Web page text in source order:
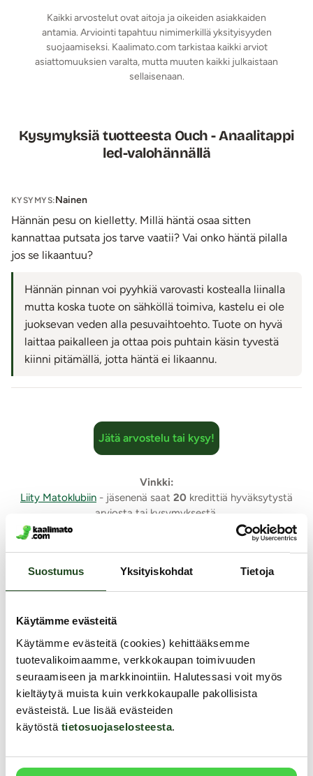
Suostumus Yksityiskohdat Tietoja
Käytämme evästeitä
Käytämme evästeitä (cookies) kehittääksemme
tuotevalikoimaamme, verkkokaupan toimivuuden
seuraamiseen ja markkinointiin. Halutessasi voit myös
kieltäytyä muista kuin verkkokaupalle pakollisista
evästeistä. Lue lisää evästeiden
käytöstä tietosuojaselosteesta.
Kaikki arvostelut ovat aitoja ja oikeiden asiakkaiden
antamia. Arviointi tapahtuu nimimerkillä yksityisyyden
suojaamiseksi. Kaalimato.com tarkistaa kaikki arviot
asiattomuuksien varalta, mutta muuten kaikki julkaistaan
sellaisenaan.
Kysymyksiä tuotteesta Ouch - Anaalitappi
led-valohännällä
KYSYMYS:Nainen
Hännän pesu on kielletty. Millä häntä osaa sitten
kannattaa putsata jos tarve vaatii? Vai onko häntä pilalla
jos se likaantuu?
Hännän pinnan voi pyyhkiä varovasti kostealla liinalla
mutta koska tuote on sähköllä toimiva, kastelu ei ole
juoksevan veden alla pesuvaihtoehto. Tuote on hyvä
laittaa paikalleen ja ottaa pois puhtain käsin tyvestä
kiinni pitämällä, jotta häntä ei likaannu.
Jätä arvostelu tai kysy!
Vinkki:
Liity Matoklubiin - jäsenenä saat 20 kredittiä hyväksytystä
arviosta tai kysymyksestä.
Samankaltaisia tuotteita